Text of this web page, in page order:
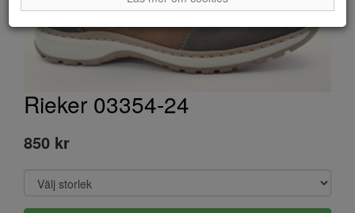
Rieker 03354-24
850 kr